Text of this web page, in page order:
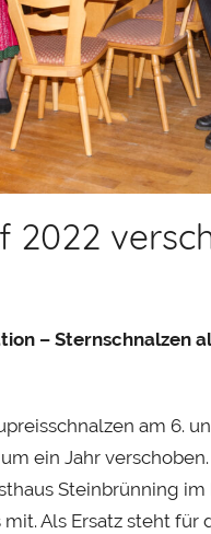
2022
– Sternschnalzen
am 6.
ein Jahr
Steinbrünning
Als Ersatz steht für